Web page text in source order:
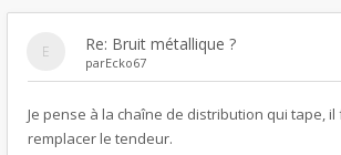
Re: Bruit métallique ?
parEcko67
Je pense à la chaîne de distribution qui tape,
remplacer le tendeur.